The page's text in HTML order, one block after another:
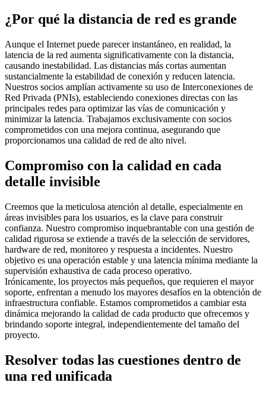
¿Por qué la distancia de red es grande
Aunque el Internet puede parecer instantáneo, en realidad, la
latencia de la red aumenta significativamente con la distancia,
causando inestabilidad. Las distancias más cortas aumentan
sustancialmente la estabilidad de conexión y reducen latencia.
Nuestros socios amplían activamente su uso de Interconexiones de
Red Privada (PNIs), estableciendo conexiones directas con las
principales redes para optimizar las vías de comunicación y
minimizar la latencia. Trabajamos exclusivamente con socios
comprometidos con una mejora continua, asegurando que
proporcionamos una calidad de red de alto nivel.
Compromiso con la calidad en cada
detalle invisible
Creemos que la meticulosa atención al detalle, especialmente en
áreas invisibles para los usuarios, es la clave para construir
confianza. Nuestro compromiso inquebrantable con una gestión de
calidad rigurosa se extiende a través de la selección de servidores,
hardware de red, monitoreo y respuesta a incidentes. Nuestro
objetivo es una operación estable y una latencia mínima mediante la
supervisión exhaustiva de cada proceso operativo.
Irónicamente, los proyectos más pequeños, que requieren el mayor
soporte, enfrentan a menudo los mayores desafíos en la obtención de
infraestructura confiable. Estamos comprometidos a cambiar esta
dinámica mejorando la calidad de cada producto que ofrecemos y
brindando soporte integral, independientemente del tamaño del
proyecto.
Resolver todas las cuestiones dentro de
una red unificada